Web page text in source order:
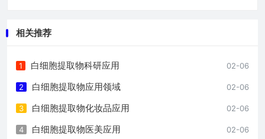
相关推荐
02-06
1 白细胞提取物科研应用
02-06
2 白细胞提取物应用领域
02-06
3 白细胞提取物化妆品应用
02-06
4 白细胞提取物医美应用